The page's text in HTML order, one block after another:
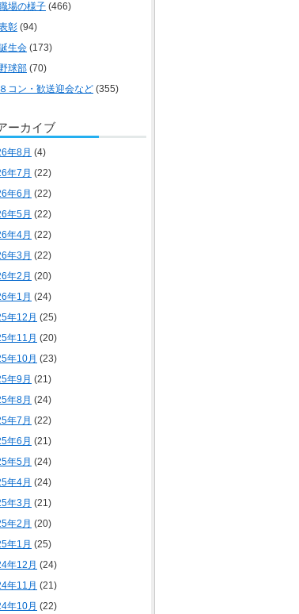
場の様子 (466)
彰 (94)
生会 (173)
球部 (70)
８コン・歓送迎会など (355)
ーカイブ
年8月 (4)
年7月 (22)
年6月 (22)
年5月 (22)
年4月 (22)
年3月 (22)
年2月 (20)
年1月 (24)
年12月 (25)
年11月 (20)
年10月 (23)
年9月 (21)
年8月 (24)
年7月 (22)
年6月 (21)
年5月 (24)
年4月 (24)
年3月 (21)
年2月 (20)
年1月 (25)
年12月 (24)
年11月 (21)
年10月 (22)